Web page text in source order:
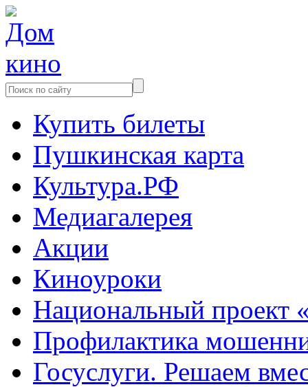
Купить билеты
Пушкинская карта
Культура.РФ
Медиагалерея
Акции
Киноуроки
Национальный проект
Профилактика
Госуслуги. Решаем